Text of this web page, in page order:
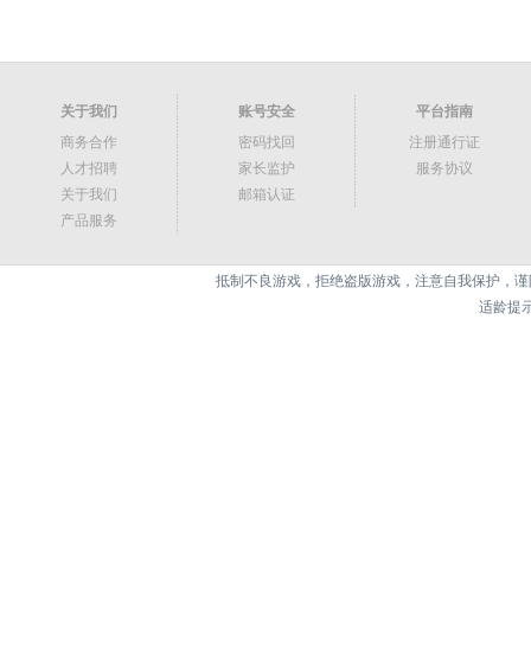
关于我们
商务合作
人才招聘
关于我们
产品服务
账号安全
密码找回
家长监护
邮箱认证
平台指南
注册通行证
服务协议
抵制不良游戏，拒绝盗版游戏，注意自我保护，
适龄提